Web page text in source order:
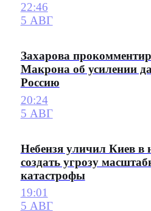
22:46
5 АВГ
Захарова
Макрона об усилении
Россию
20:24
5 АВГ
Небензя уличил Киев в
создать угрозу
катастрофы
19:01
5 АВГ